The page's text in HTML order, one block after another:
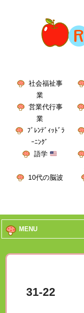
社会福祉事
業
営業代行事
業
ﾌﾞﾚﾝﾃﾞｨｯﾄﾞﾗ
ｰﾆﾝｸﾞ
語学
10代の脳波
MENU
31-22